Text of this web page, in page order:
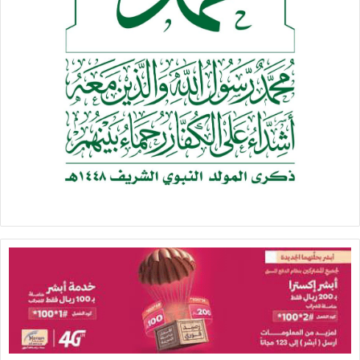
والحسد، قد نمت معهما عبر السنين الطوال، أسرة ظالمة أتت
نظرت لما حولها فرأت حضاراتٍ ضاربةً في أعماق التاريخ، حضارة بابل
وأرض الرافدين وحضارة الشام وكنعان، فمدت يدَيها الخبيثة إليهم
وموّلت الجماعات اﻹرهابية ليعيثوا فيها الفساد.
واستعانت بمثيلتها ذلك الورمُ السرطاني المسمى “إسرائيل”؛ لكي
يمحوَ ما يصعُبُ محوُه.
ونظر بنو سعود وَإذَا مَن هي جارتهم القريبة وإلى جانبهم تماماً،